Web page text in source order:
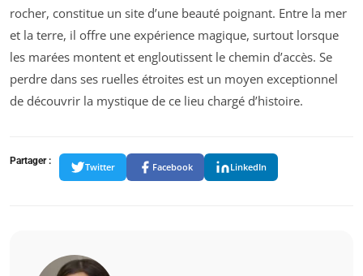
rocher, constitue un site d’une beauté poignant. Entre la mer
et la terre, il offre une expérience magique, surtout lorsque
les marées montent et engloutissent le chemin d’accès. Se
perdre dans ses ruelles étroites est un moyen exceptionnel
de découvrir la mystique de ce lieu chargé d’histoire.
Partager :
Twitter Facebook LinkedIn